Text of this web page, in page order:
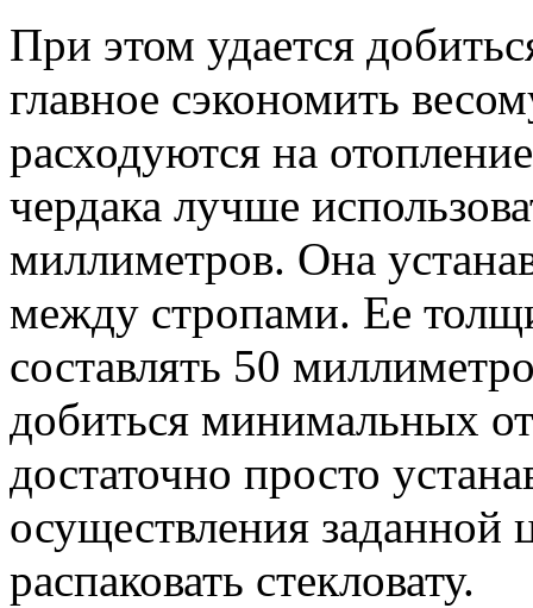
При этом удается
главное сэкономить
расходуются на
чердака лучше
миллиметров. Она
между стропами. Ее
составлять 50
добиться минимальных
достаточно просто
осуществления заданной
распаковать стекловату.